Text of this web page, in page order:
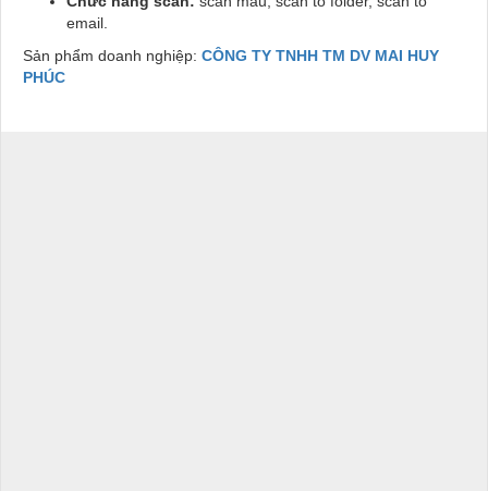
email.
Sản phẩm doanh nghiệp: CÔNG TY TNHH TM DV MAI HUY
PHÚC